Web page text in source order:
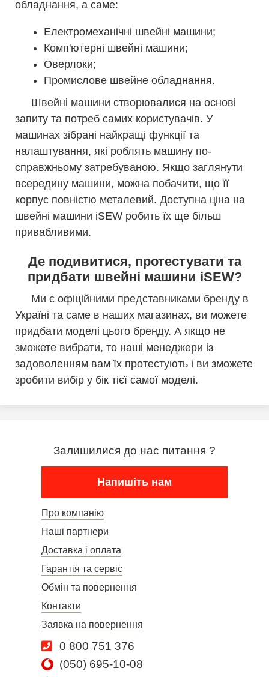
обладнання, а саме:
Електромеханічні швейні машини;
Комп'ютерні швейні машини;
Оверлоки;
Промислове швейне обладнання.
Швейні машини створювалися на основі
запиту та потреб самих користувачів. У
машинах зібрані найкращі функції та
налаштування, які роблять машину по-
справжньому затребуваною. Якщо заглянути
всередину машини, можна побачити, що її
корпус повністю металевий. Доступна ціна на
швейні машини iSEW робить їх ще більш
привабливими.
Де подивитися, протестувати та
придбати швейні машини iSEW?
Ми є офіційними представниками бренду в
Україні та саме в наших магазинах, ви можете
придбати моделі цього бренду. А якщо не
зможете вибрати, то наші менеджери із
задоволенням вам їх протестують і ви зможете
зробити вибір у бік тієї самої моделі.
Залишилися до нас питання ?
Напишіть нам
Про компанію
Наші партнери
Доставка і оплата
Гарантія та сервіс
Обмін та повернення
Контакти
Заявка на повернення
0 800 751 376
(050) 695-10-08